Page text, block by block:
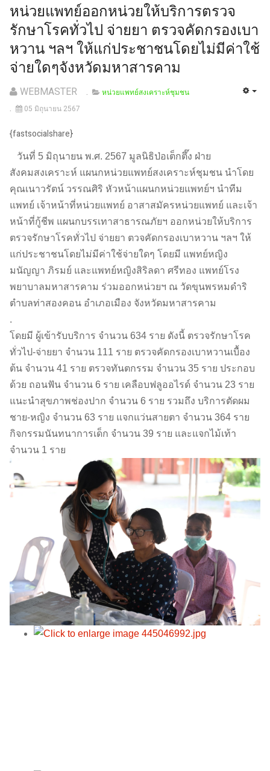
หน่วยแพทย์ออกหน่วยให้บริการตรวจ
รักษาโรคทั่วไป จ่ายยา ตรวจคัดกรองเบา
หวาน ฯลฯ ให้แก่ประชาชนโดยไม่มีค่าใช้
จ่ายใดๆจังหวัดมหาสารคาม
WEBMASTER
หน่วยแพทย์สงเคราะห์ชุมชน
05 มิถุนายน 2567
{fastsocialshare}
วันที่ 5 มิถุนายน พ.ศ. 2567 มูลนิธิป่อเต็กตึ๊ง ฝ่าย
สังคมสงเคราะห์ แผนกหน่วยแพทย์สงเคราะห์ชุมชน นำโดย
คุณเนาวรัตน์ วรรณศิริ หัวหน้าแผนกหน่วยแพทย์ฯ นำทีม
แพทย์ เจ้าหน้าที่หน่วยแพทย์ อาสาสมัครหน่วยแพทย์ และเจ้า
หน้าที่กู้ชีพ แผนกบรรเทาสาธารณภัยฯ ออกหน่วยให้บริการ
ตรวจรักษาโรคทั่วไป จ่ายยา ตวจคัดกรองเบาหวาน ฯลฯ ให้
แก่ประชาชนโดยไม่มีค่าใช้จ่ายใดๆ โดยมี แพทย์หญิง
มนัญญา ภิรมย์ และแพทย์หญิงสิริลดา ศรีทอง แพทย์โรง
พยาบาลมหาสารคาม ร่วมออกหน่วยฯ ณ วัดขุนพรหมดำริ
ตำบลท่าสองคอน อำเภอเมือง จังหวัดมหาสารคาม
.
โดยมี ผู้เข้ารับบริการ จำนวน 634 ราย ดังนี้ ตรวจรักษาโรค
ทั่วไป-จ่ายยา จำนวน 111 ราย ตรวจคัดกรองเบาหวานเบื้อง
ต้น จำนวน 41 ราย ตรวจทันตกรรม จำนวน 35 ราย ประกอบ
ด้วย ถอนฟัน จำนวน 6 ราย เคลือบฟลูออไรด์ จำนวน 23 ราย
แนะนำสุขภาพช่องปาก จำนวน 6 ราย รวมถึง บริการตัดผม
ชาย-หญิง จำนวน 63 ราย แจกแว่นสายตา จำนวน 364 ราย
กิจกรรมนันทนาการเด็ก จำนวน 39 ราย และแจกไม้เท้า
จำนวน 1 ราย